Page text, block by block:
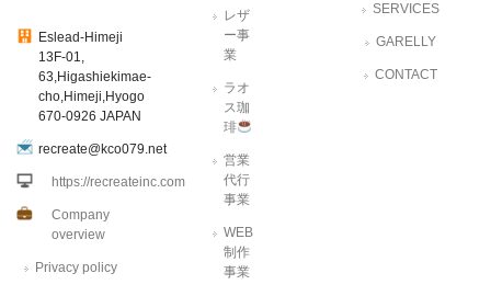
Eslead-Himeji
13F-01,
63,Higashiekimae-
cho,Himeji,Hyogo
670-0926 JAPAN
recreate@kco079.net
https://recreateinc.com
Company
overview
Privacy policy
レザ
ー事
業
ラオ
ス珈
琲
営業
代行
事業
WEB
制作
事業
SERVICES
GARELLY
CONTACT